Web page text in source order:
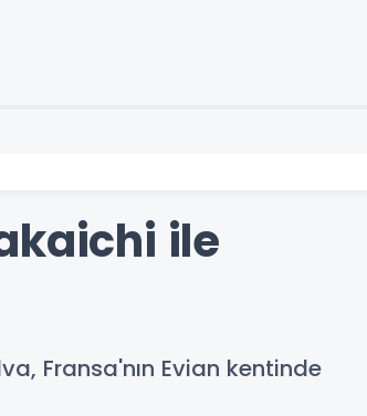
ile
Fransa'nın Evian kentinde